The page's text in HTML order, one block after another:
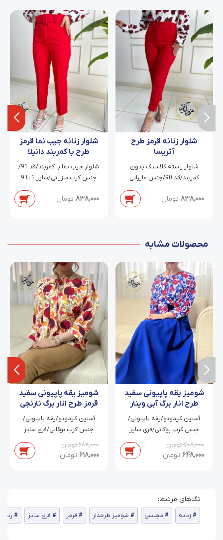
شلوار زنانه قرمز طرح
آتریسا
شلوار راسته کلاسیک بدون
کمربند/قد 90/جنس مازراتی
838,000 تومان
شلوار زنانه جیب نما قرمز
طرح با کمربند دانیلا
شلوار جیب نما با کمربند/قد 91/
جنس کرپ مازراتی/سایز 1 تا 9
838,000 تومان
محصولات مشابه
شومیز یقه پاپیونی سفید
طرح انار برگ آبی وینار
آستین کیمونو/یقه پاپیونی/
جنس کرپ بوگاتی/فری سایز
708,000تومان
648,000 تومان
شومیز یقه پاپیونی سفید
قرمز طرح انار برگ نارنجی
پاییزان
آستین کیمونو/یقه پاپیونی/
جنس کرپ بوگاتی/فری سایز
688,000تومان
618,000 تومان
زنانه مجلسی شومیز طرحدار قرمز فری سایز